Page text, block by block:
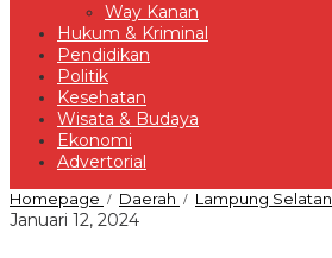
Way Kanan
Hukum & Kriminal
Pendidikan
Politik
Kesehatan
Wisata & Budaya
Ekonomi
Advertorial
Homepage / Daerah / Lampung Selatan
Januari 12, 2024oleh